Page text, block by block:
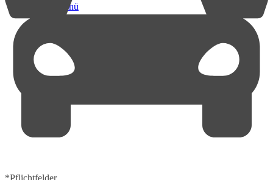
Menü
*Pflichtfelder